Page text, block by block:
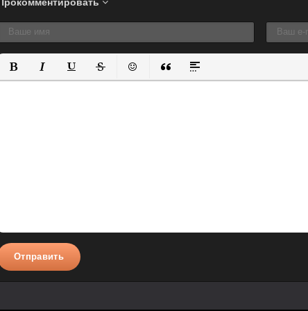
Полужирный
КурсивПодчеркнутый
ЗачеркнутыйВставить смайлик
Вставка цитаты
Вставка спойлера
Отправить